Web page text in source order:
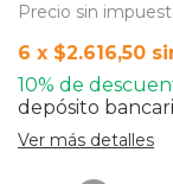
Precio sin
6 x $2.616,50
10% de
depósito
Ver más detalles